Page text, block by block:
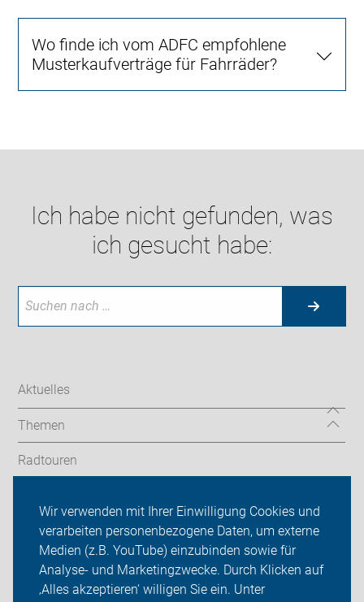
Wir verwenden mit Ihrer Einwilligung Cookies und
verarbeiten personenbezogene Daten, um externe
Medien (z.B. YouTube) einzubinden sowie für
Analyse- und Marketingzwecke. Durch Klicken auf
‚Alles akzeptieren‘ willigen Sie ein. Unter
Wo finde ich vom ADFC empfohlene
Musterkaufverträge für Fahrräder?
Ich habe nicht gefunden, was
ich gesucht habe:
Aktuelles
Themen
Radtouren
ADFC Fürth
Sei dabei